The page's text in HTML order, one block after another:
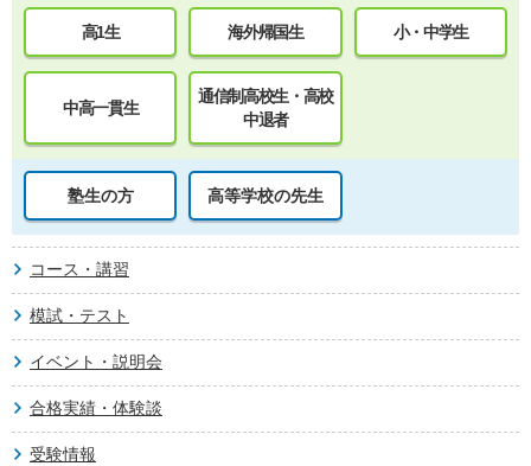
高1生 海外帰国生 小・中学生
中高一貫生
通信制高校生・高校
中退者
塾生の方 高等学校の先生
コース・講習
模試・テスト
イベント・説明会
合格実績・体験談
受験情報